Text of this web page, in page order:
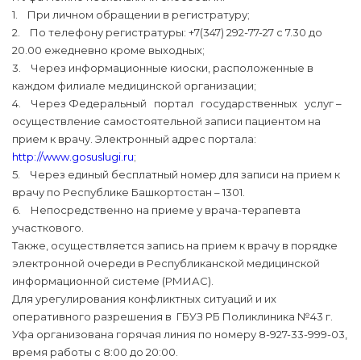
1. При личном обращении в регистратуру;
2. По телефону регистратуры: +7(347) 292-77-27 с 7.30 до
20.00 ежедневно кроме выходных;
3. Через информационные киоски, расположенные в
каждом филиале медицинской организации;
4. Через Федеральный портал государственных услуг –
осуществление самостоятельной записи пациентом на
прием к врачу. Электронный адрес портала:
http://www.gosuslugi.ru;
5. Через единый бесплатный номер для записи на прием к
врачу по Республике Башкортостан – 1301.
6. Непосредственно на приеме у врача-терапевта
участкового.
Также, осуществляется запись на прием к врачу в порядке
электронной очереди в Республиканской медицинской
информационной системе (РМИАС).
Для урегулирования конфликтных ситуаций и их
оперативного разрешения в ГБУЗ РБ Поликлиника №43 г.
Уфа организована горячая линия по номеру 8-927-33-999-03,
время работы с 8:00 до 20:00.